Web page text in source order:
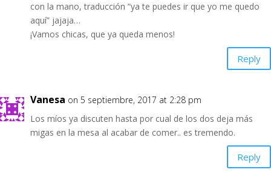
con la mano, traducción “ya te puedes ir que yo me quedo
aquí” jajaja…
¡Vamos chicas, que ya queda menos!
Reply
Vanesa on 5 septiembre, 2017 at 2:28 pm
Los míos ya discuten hasta por cual de los dos deja más
migas en la mesa al acabar de comer.. es tremendo.
Reply